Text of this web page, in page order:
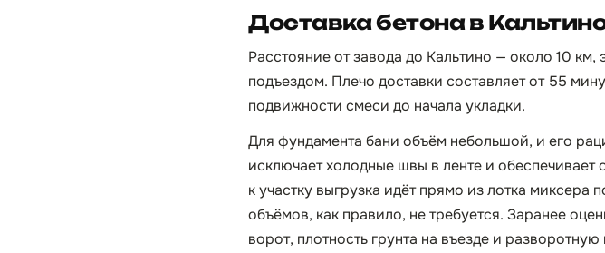
Доставка бетона в
Расстояние от завода до Кальтино — около 10
подъездом. Плечо доставки составляет от 55
подвижности смеси до начала укладки.
Для фундамента бани объём небольшой, и его
исключает холодные швы в ленте и
к участку выгрузка идёт прямо из лотка миксера
объёмов, как правило, не требуется. Заранее
ворот, плотность грунта на въезде и